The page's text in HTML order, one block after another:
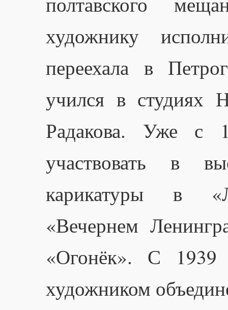
художнику
переехала в
учился в
Радакова. Уже с
участвовать в
карикатуры в
«Вечернем
«Огонёк». С 1939
художником